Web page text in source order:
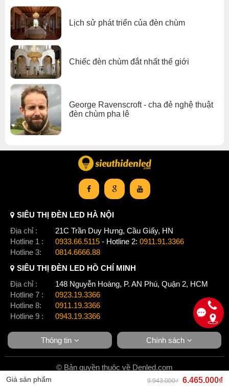
Click để xem thêm chiết khấu, quà tặng và khuyến mãi của
Đèn chùm cổ điển ,Đèn chùm treo thả
Đèn chùm phòng khách
Đèn chùm đèn chùm gx lighting
Lịch sử phát triển của đèn chùm
Chiếc đèn chùm đắt nhất thế giới
George Ravenscroft - cha đẻ nghệ thuật
đèn chùm pha lê
Giá sản phẩm 9.943.000₫ 6.465.000₫
SIÊU THỊ ĐÈN LED HÀ NỘI
Địa chỉ :
21C Trần Duy Hưng, Cầu Giấy, HN
Hotline 1 :
0933.66.5115 - Hotline 2: 0911.91.3366
Hotline 3:
0814.6666.88
SIÊU THỊ ĐÈN LED HỒ CHÍ MINH
Địa chỉ :
148 Nguyễn Hoàng, P. AN Phú, Quận 2, HCM
Hotline 7 :
0923.19.3366
Hotline 8:
0911.19.3366
Hotline 9 :
0943.19.3366
Thông tin Chính sách
© Bản quyền thuộc về Denled.com